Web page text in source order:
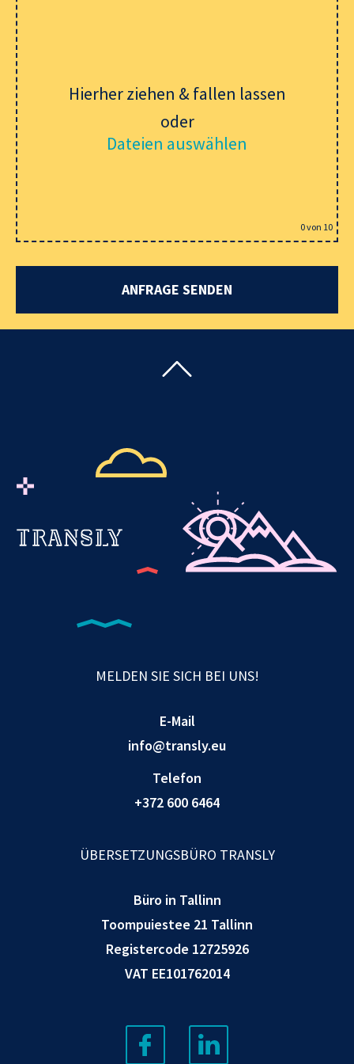
Hierher ziehen & fallen lassen
oder
Dateien auswählen
0von 10
MELDEN SIE SICH BEI UNS!
E-Mail
info@transly.eu
Telefon
+372 600 6464
ÜBERSETZUNGSBÜRO TRANSLY
Büro in Tallinn
Toompuiestee 21 Tallinn
Registercode 12725926
VAT EE101762014